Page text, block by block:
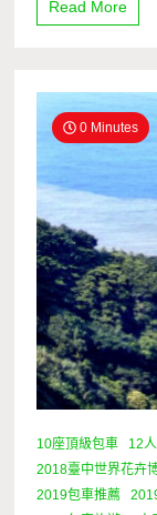
Read More
0 Minutes
10座頂級包車 12
2018臺中世界花卉
2019包車推薦